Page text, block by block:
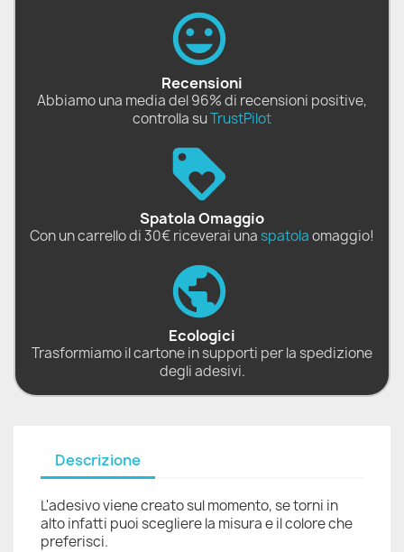
Recensioni
Abbiamo una media del 96% di recensioni positive,
controlla suTrustPilot
Spatola Omaggio
Con un carrello di 30€ riceverai una spatolaomaggio!
Ecologici
Trasformiamo il cartone in supporti per la spedizione
degli adesivi.
Descrizione
L'adesivo viene creato sul momento, se torni in
alto infatti puoi scegliere la misura e il colore che
preferisci.